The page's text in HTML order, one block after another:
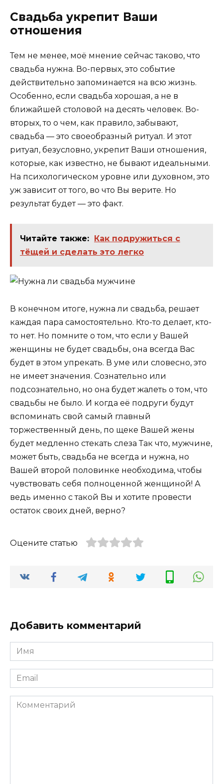
Свадьба укрепит Ваши
отношения
Тем не менее, моё мнение сейчас таково, что
свадьба нужна. Во-первых, это событие
действительно запоминается на всю жизнь.
Особенно, если свадьба хорошая, а не в
ближайшей столовой на десять человек. Во-
вторых, то о чем, как правило, забывают,
свадьба — это своеобразный ритуал. И этот
ритуал, безусловно, укрепит Ваши отношения,
которые, как известно, не бывают идеальными.
На психологическом уровне или духовном, это
уж зависит от того, во что Вы верите. Но
результат будет — это факт.
Читайте также:
Как подружиться с
тёщей и сделать это легко
В конечном итоге, нужна ли свадьба, решает
каждая пара самостоятельно. Кто-то делает, кто-
то нет. Но помните о том, что если у Вашей
женщины не будет свадьбы, она всегда Вас
будет в этом упрекать. В уме или словесно, это
не имеет значения. Сознательно или
подсознательно, но она будет жалеть о том, что
свадьбы не было. И когда её подруги будут
вспоминать свой самый главный
торжественный день, по щеке Вашей жены
будет медленно стекать слеза Так что, мужчине,
может быть, свадьба не всегда и нужна, но
Вашей второй половинке необходима, чтобы
чувствовать себя полноценной женщиной! А
ведь именно с такой Вы и хотите провести
остаток своих дней, верно?
Оцените статью
Добавить комментарий
Имя
Email
Комментарий